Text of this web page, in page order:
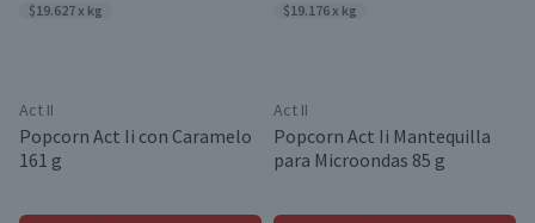
$19.627 x kg
Act II
Popcorn Act Ii con Caramelo
161 g
$19.176 x kg
Act II
Popcorn Act Ii Mantequilla
para Microondas 85 g